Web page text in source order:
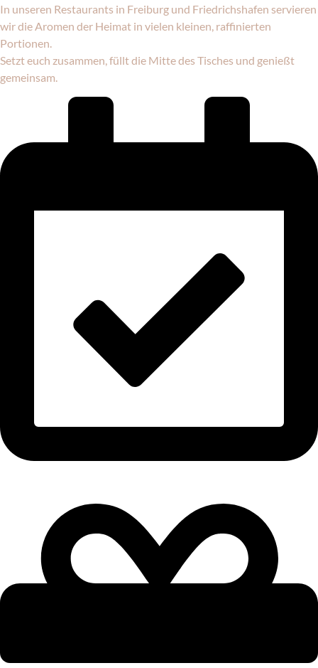
In unseren Restaurants in Freiburg und Friedrichshafen servieren
wir die Aromen der Heimat in vielen kleinen, raffinierten
Portionen.
Setzt euch zusammen, füllt die Mitte des Tisches und genießt
gemeinsam.